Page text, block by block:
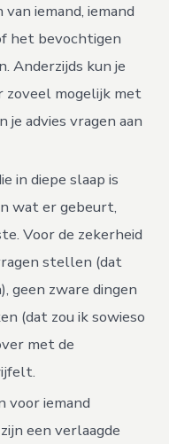
iemand, iemand
het bevochtigen
Anderzijds kun je
zoveel mogelijk met
advies vragen aan
in diepe slaap is
wat er gebeurt,
Voor de zekerheid
stellen (dat
geen zware dingen
(dat zou ik sowieso
met de
voor iemand
een verlaagde